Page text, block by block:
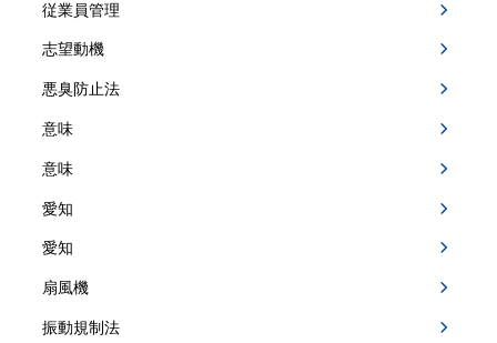
従業員管理
志望動機
悪臭防止法
意味
意味
愛知
愛知
扇風機
振動規制法